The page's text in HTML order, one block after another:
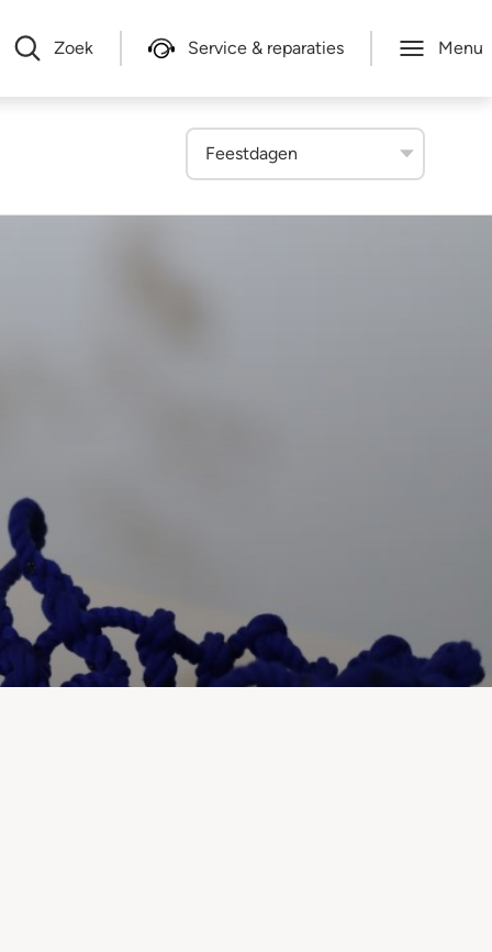
Zoek Service & reparaties Menu